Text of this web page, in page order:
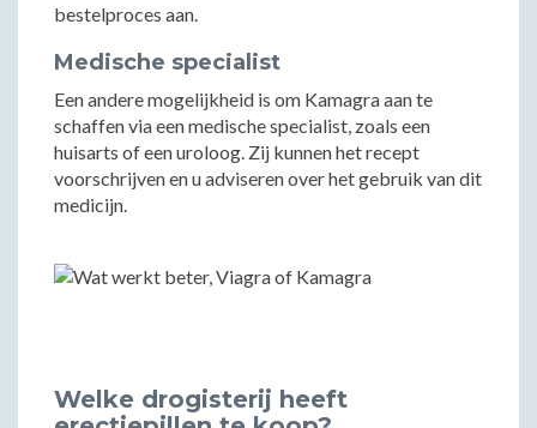
bestelproces aan.
Medische specialist
Een andere mogelijkheid is om Kamagra aan te
schaffen via een medische specialist, zoals een
huisarts of een uroloog. Zij kunnen het recept
voorschrijven en u adviseren over het gebruik van dit
medicijn.
Welke drogisterij heeft